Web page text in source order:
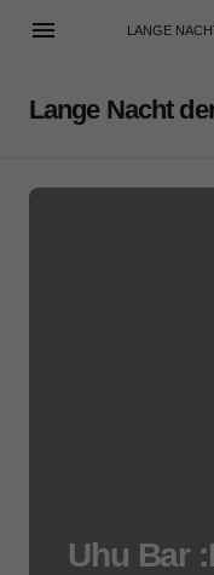
LANGE
Lange Nacht
Uhu Bar